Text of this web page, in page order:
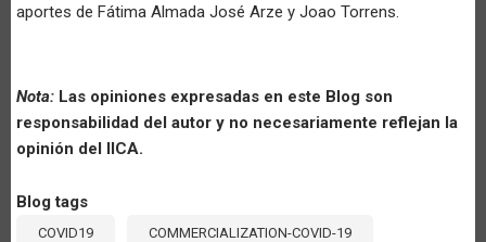
aportes de Fátima Almada José Arze y Joao Torrens.
Nota: Las opiniones expresadas en este Blog son
responsabilidad del autor y no necesariamente reflejan la
opinión del IICA.
Blog tags
COVID19 COMMERCIALIZATION-COVID-19